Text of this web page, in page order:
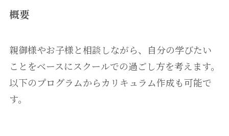
概要
親御様やお子様と相談しながら、自分の学びたい
ことをベースにスクールでの過ごし方を考えます。
以下のプログラムからカリキュラム作成も可能で
す。